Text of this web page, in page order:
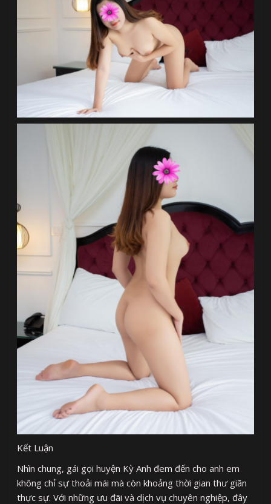
Kết Luận
Nhìn chung, gái gọi huyện Kỳ Anh đem đến cho anh em
không chỉ sự thoải mái mà còn khoảng thời gian thư giãn
thực sự. Với những ưu đãi và dịch vụ chuyên nghiệp, đây